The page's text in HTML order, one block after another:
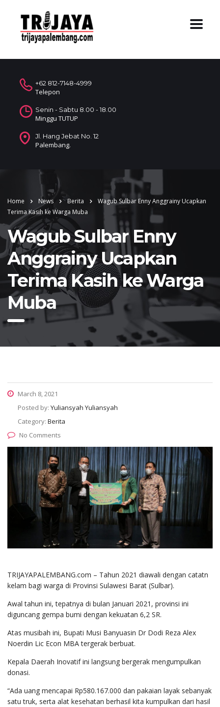
+62 812-7148-4999
Telepon
Senin - Sabtu 8.00 - 18.00
Minggu TUTUP
Jl. Hang Jebat No. 12
Palembang.
Home News Berita
Wagub Sulbar Enny Anggrainy Ucapkan
Terima Kasih ke Warga Muba
Wagub Sulbar Enny
Anggrainy Ucapkan
Terima Kasih ke Warga
Muba
March 8, 2021
Posted by: Yuliansyah Yuliansyah
Category: Berita
No Comments
TRIJAYAPALEMBANG.com – Tahun 2021 diawali dengan catatn
kelam bagi warga di Provinsi Sulawesi Barat (Sulbar).
Awal tahun ini, tepatnya di bulan Januari 2021, provinsi ini
diguncang gempa bumi dengan kekuatan 6,2 SR.
Atas musibah ini, Bupati Musi Banyuasin Dr Dodi Reza Alex
Noerdin Lic Econ MBA tergerak berbuat.
Kepala Daerah Inovatif ini langsung bergerak mengumpulkan
donasi.
“Ada uang mencapai Rp580.167.000 dan pakaian layak sebanyak
satu truk, serta alat kesehatan berhasil kita kumpulkan dari hasil